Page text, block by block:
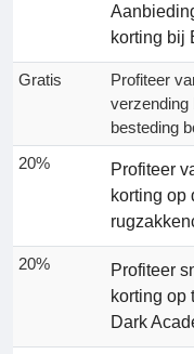
korting bij
Gratis
Profiteer
verzending
besteding
20%
Profiteer
korting op
20%
Profiteer
korting op
Dark